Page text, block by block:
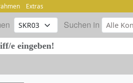
Extras
Suchen in